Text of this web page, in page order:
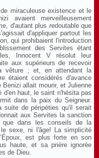
miraculeuse existence et le
avaient merveilleusement
d'autant plus redoutable que
d'appliquer partout les
qui prohibaient l'introduction
des Servites étant
Innocent V résolut leur
aux supérieurs de recevoir
vêture ; et, en attendant la
étaient considérés d'avance
allait mourir, et Julienne
d'en haut, le saint n'hésita pas
dans la paix du Seigneur.
suite de péripéties qu'il serait
aux Servites la sanction
que dans les conseils de la
sexe, ni l'âge! La simplicité
est plus forte en son
haute, et sa prière ignorée
de Dieu.